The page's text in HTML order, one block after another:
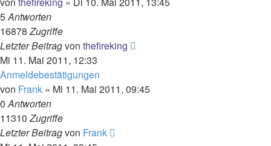
5Antworten
16878Zugriffe
Letzter Beitragvon thefireking
Mi 11. Mai 2011, 12:33
Anmeldebestätigungen
von Frank » Mi 11. Mai 2011, 09:45
0Antworten
11310Zugriffe
Letzter Beitragvon Frank